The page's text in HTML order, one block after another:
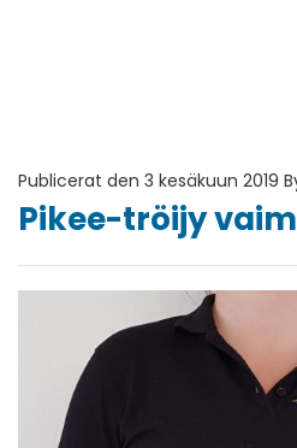
Publicerat den 3 kesäkuun 2019
Pikee-tröijy